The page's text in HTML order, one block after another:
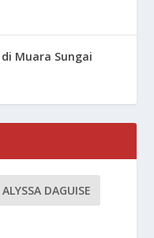
Muara Sungai
ALYSSA DAGUISE